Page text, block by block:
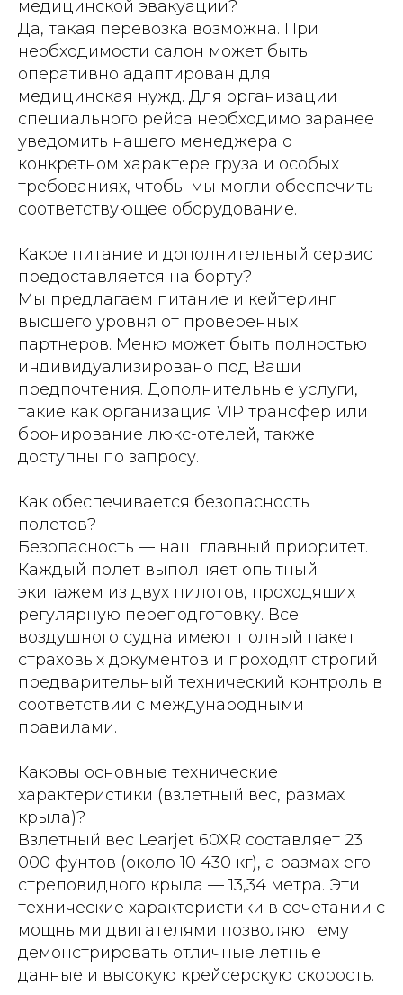
медицинской эвакуации?
Да, такая перевозка возможна. При
необходимости салон может быть
оперативно адаптирован для
медицинская нужд. Для организации
специального рейса необходимо заранее
уведомить нашего менеджера о
конкретном характере груза и особых
требованиях, чтобы мы могли обеспечить
соответствующее оборудование.
Какое питание и дополнительный сервис
предоставляется на борту?
Мы предлагаем питание и кейтеринг
высшего уровня от проверенных
партнеров. Меню может быть полностью
индивидуализировано под Ваши
предпочтения. Дополнительные услуги,
такие как организация VIP трансфер или
бронирование люкс-отелей, также
доступны по запросу.
Как обеспечивается безопасность
полетов?
Безопасность — наш главный приоритет.
Каждый полет выполняет опытный
экипажем из двух пилотов, проходящих
регулярную переподготовку. Все
воздушного судна имеют полный пакет
страховых документов и проходят строгий
предварительный технический контроль в
соответствии с международными
правилами.
Каковы основные технические
характеристики (взлетный вес, размах
крыла)?
Взлетный вес Learjet 60XR составляет 23
000 фунтов (около 10 430 кг), а размах его
стреловидного крыла — 13,34 метра. Эти
технические характеристики в сочетании с
мощными двигателями позволяют ему
демонстрировать отличные летные
данные и высокую крейсерскую скорость.